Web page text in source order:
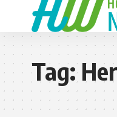
Tag: